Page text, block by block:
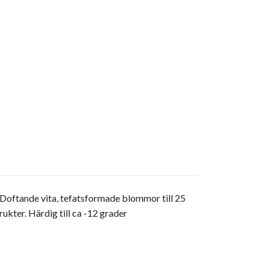
vita, tefatsformade blommor till 25
Härdig till ca -12 grader